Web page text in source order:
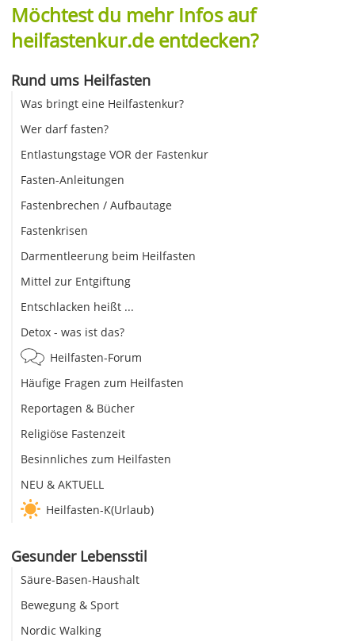
Möchtest du mehr Infos auf
heilfastenkur.de entdecken?
Rund ums Heilfasten
Was bringt eine Heilfastenkur?
Wer darf fasten?
Entlastungstage VOR der Fastenkur
Fasten-Anleitungen
Fastenbrechen / Aufbautage
Fastenkrisen
Darmentleerung beim Heilfasten
Mittel zur Entgiftung
Entschlacken heißt ...
Detox - was ist das?
Heilfasten-Forum
Häufige Fragen zum Heilfasten
Reportagen & Bücher
Religiöse Fastenzeit
Besinnliches zum Heilfasten
NEU & AKTUELL
Heilfasten-K(Urlaub)
Gesunder Lebensstil
Säure-Basen-Haushalt
Bewegung & Sport
Nordic Walking